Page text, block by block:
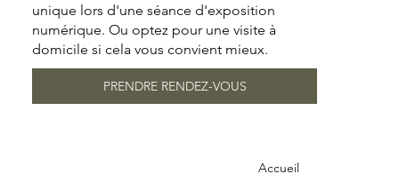
Accueil
unique lors d'une séance d'exposition
numérique. Ou optez pour une visite à
domicile si cela vous convient mieux.
PRENDRE RENDEZ-VOUS